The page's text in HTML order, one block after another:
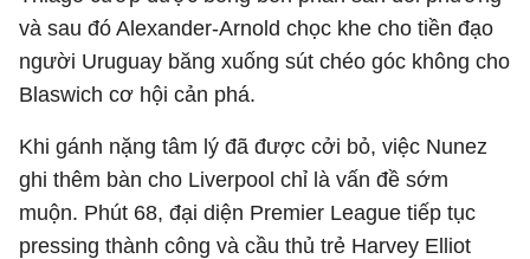
và sau đó Alexander-Arnold chọc khe cho tiền đạo
người Uruguay băng xuống sút chéo góc không cho
Blaswich cơ hội cản phá.
Khi gánh nặng tâm lý đã được cởi bỏ, việc Nunez
ghi thêm bàn cho Liverpool chỉ là vấn đề sớm
muộn. Phút 68, đại diện Premier League tiếp tục
pressing thành công và cầu thủ trẻ Harvey Elliot